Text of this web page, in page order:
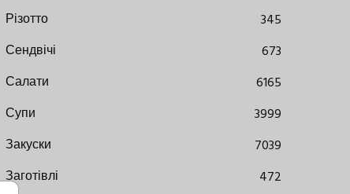
Різотто
345
Сендвічі
673
Салати
6165
Супи
3999
Закуски
7039
Заготівлі
472